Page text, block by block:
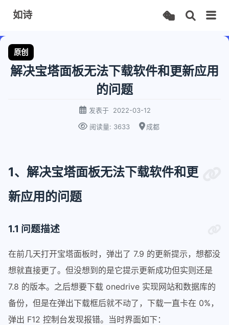
如诗
原创
解决宝塔面板无法下载软件和更新应用
的问题
发表于 2022-03-12
阅读量: 3633 成都
1、解决宝塔面板无法下载软件和更
新应用的问题
1.1 问题描述
在前几天打开宝塔面板时，弹出了 7.9 的更新提示，想都没
想就直接更了。但没想到的是它提示更新成功但实则还是
7.8 的版本。之后想要下载 onedrive 实现网站和数据库的
备份，但是在弹出下载框后就不动了，下载一直卡在 0%，
弹出 F12 控制台发现报错。当时界面如下：